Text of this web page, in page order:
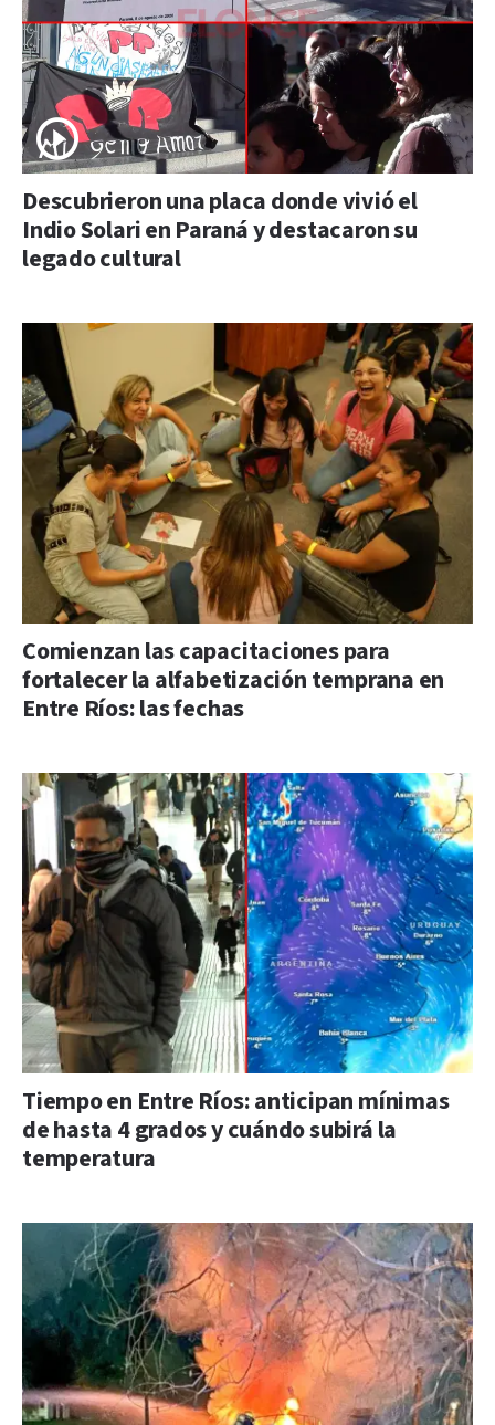
Descubrieron una placa donde vivió el
Indio Solari en Paraná y destacaron su
legado cultural
Comienzan las capacitaciones para
fortalecer la alfabetización temprana en
Entre Ríos: las fechas
Tiempo en Entre Ríos: anticipan mínimas
de hasta 4 grados y cuándo subirá la
temperatura